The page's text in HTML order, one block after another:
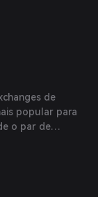
de
popular para
o par de
volume de